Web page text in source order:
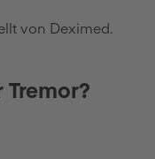
von Deximed.